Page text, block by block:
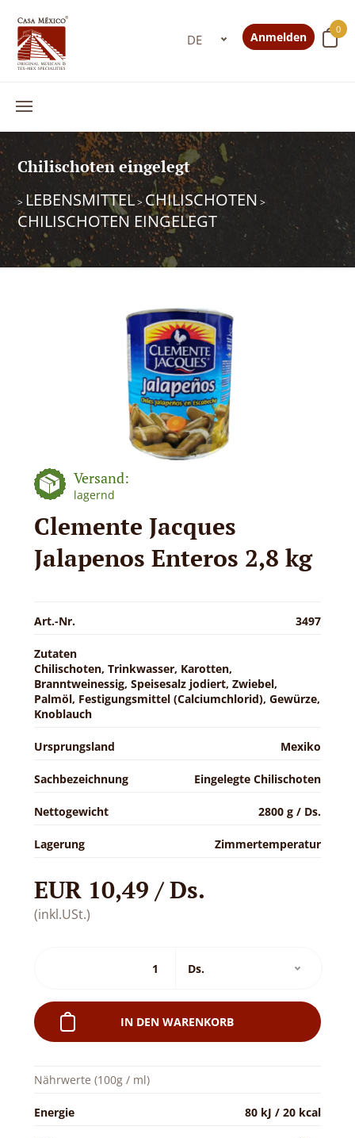
0
Anmelden
Chilischoten eingelegt
> LEBENSMITTEL>CHILISCHOTEN >
CHILISCHOTEN EINGELEGT
Versand:
lagernd
Clemente Jacques
Jalapenos Enteros 2,8 kg
Art.-Nr. 3497
Zutaten
Chilischoten, Trinkwasser, Karotten,
Branntweinessig, Speisesalz jodiert, Zwiebel,
Palmöl, Festigungsmittel (Calciumchlorid), Gewürze,
Knoblauch
Ursprungsland Mexiko
Sachbezeichnung Eingelegte Chilischoten
Nettogewicht 2800 g / Ds.
Lagerung Zimmertemperatur
EUR 10,49 / Ds.
(inkl.USt.)
IN DEN WARENKORB
Nährwerte (100g / ml)
Energie 80 kJ / 20 kcal